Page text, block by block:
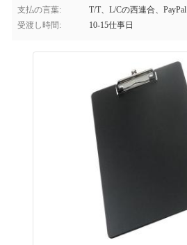
支払の言葉:
T/T、L/Cの西連合、PayPal
受渡し時間:
10-15仕事日